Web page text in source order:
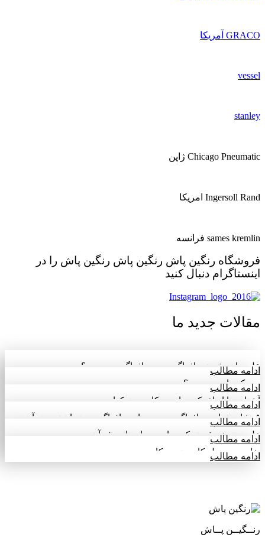
GRACO آمریکا
vessel
stanley
Chicago Pneumatic ژاپن
Ingersoll Rand امریکا
sames kremlin فرانسه
فروشگاه رنگین پاش رنگین پاش رنگین پاش را در
اینستاگرام دنبال کنید
مقالات جدید ما
علت پاره شدن دیافراگم پمپ دیافراگمی چیست؟
ادامه مطالب
پرچ کن بادی چیست؟
ادامه مطالب
آشنایی با انواع بکس بادی و کاربرد هرکدام
ادامه مطالب
۵ نشانه خرابی دیافراگم در پمپ‌های دیافراگمی و زمان تعویض آنادامه مطالب
علت ضعیف شدن بکس بادی و راه های رفع آن
ادامه مطالب
تفاوت پیستوله کاسه زیر و کاسه رو
ادامه مطالب
رنــگیــن پــاش